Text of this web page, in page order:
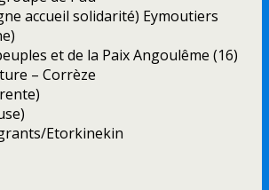
accueil solidarité) Eymoutiers
et de la Paix Angoulême (16)
– Corrèze
Etorkinekin